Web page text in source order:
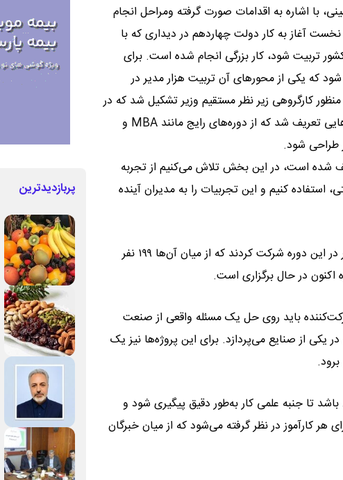
با اشاره به اقدامات صورت گرفته ومراحل انجام
آغاز به کار دولت چهاردهم در دیداری که با
تربیت شود، کار بزرگی انجام شده است. برای
که یکی از محورهای آن تربیت هزار مدیر در
کارگروهی زیر نظر مستقیم وزیر تشکیل شد که در
این کارگروه، کمیته راهبری شکل گرفت و سرفصل‌های آموزشی ویژه‌ای طراحی شد و دوره‌هایی تعریف شد که از دوره‌های رایج مانند MBA و
شده است، در این بخش تلاش می‌کنیم از تجربه
کنیم و این تجربیات را به مدیران آینده
وی گفت، در مرحله نخست، فرآیند انتخاب بسیار سخت‌گیرانه‌ای انجام شد. حدود ۲۳۰ نفر در این دوره شرکت کردند که از میان آن‌ها ۱۹۹ نفر
باید روی حل یک مسئله واقعی از صنعت
از صنایع می‌پردازد. برای این پروژه‌ها نیز یک
تا جنبه علمی کار به‌طور دقیق پیگیری شود و
هر کارآموز در نظر گرفته می‌شود که از میان خبرگان
پربازدیدترین